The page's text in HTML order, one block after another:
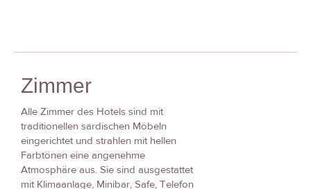
Zimmer
Alle Zimmer des Hotels sind mit
traditionellen sardischen Möbeln
eingerichtet und strahlen mit hellen
Farbtönen eine angenehme
Atmosphäre aus. Sie sind ausgestattet
mit Klimaanlage, Minibar, Safe, Telefon